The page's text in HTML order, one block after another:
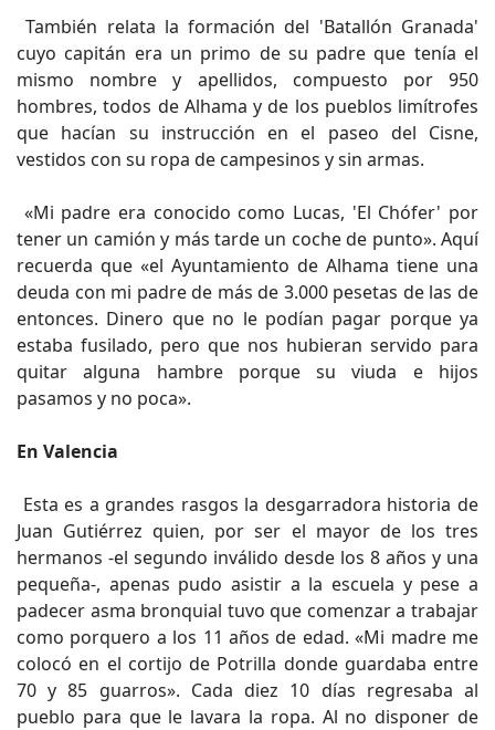
También relata la formación del 'Batallón Granada'
cuyo capitán era un primo de su padre que tenía el
mismo nombre y apellidos, compuesto por 950
hombres, todos de Alhama y de los pueblos limítrofes
que hacían su instrucción en el paseo del Cisne,
vestidos con su ropa de campesinos y sin armas.
«Mi padre era conocido como Lucas, 'El Chófer' por
tener un camión y más tarde un coche de punto». Aquí
recuerda que «el Ayuntamiento de Alhama tiene una
deuda con mi padre de más de 3.000 pesetas de las de
entonces. Dinero que no le podían pagar porque ya
estaba fusilado, pero que nos hubieran servido para
quitar alguna hambre porque su viuda e hijos
pasamos y no poca».
En Valencia
Esta es a grandes rasgos la desgarradora historia de
Juan Gutiérrez quien, por ser el mayor de los tres
hermanos -el segundo inválido desde los 8 años y una
pequeña-, apenas pudo asistir a la escuela y pese a
padecer asma bronquial tuvo que comenzar a trabajar
como porquero a los 11 años de edad. «Mi madre me
colocó en el cortijo de Potrilla donde guardaba entre
70 y 85 guarros». Cada diez 10 días regresaba al
pueblo para que le lavara la ropa. Al no disponer de